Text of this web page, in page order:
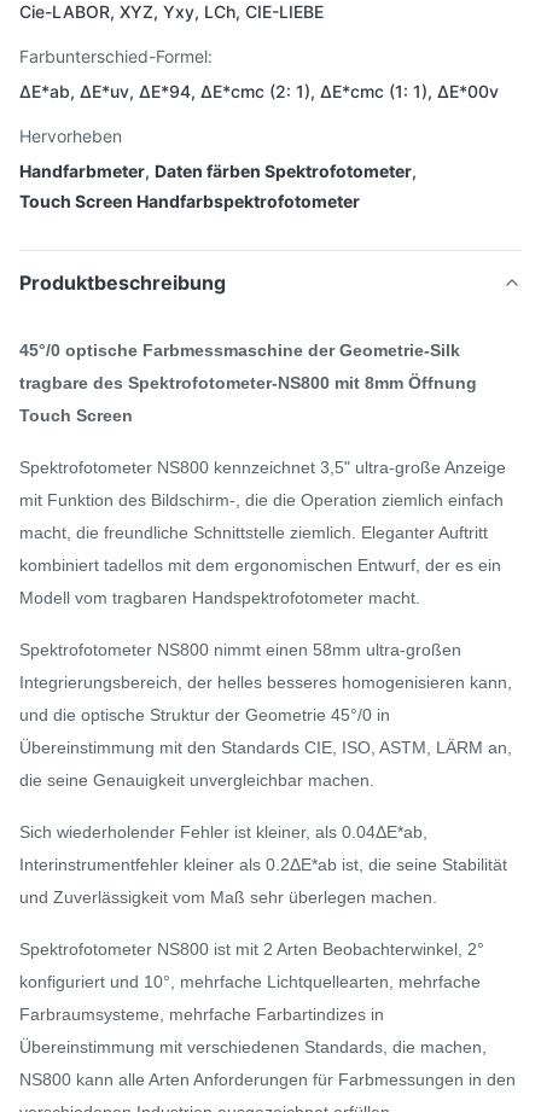
Cie-LABOR, XYZ, Yxy, LCh, CIE-LIEBE
Farbunterschied-Formel:
ΔE*ab, ΔE*uv, ΔE*94, ΔE*cmc (2: 1), ΔE*cmc (1: 1), ΔE*00v
Hervorheben
Handfarbmeter, Daten färben Spektrofotometer,
Touch Screen Handfarbspektrofotometer
Produktbeschreibung
45°/0 optische Farbmessmaschine der Geometrie-Silk
tragbare des Spektrofotometer-NS800 mit 8mm Öffnung
Touch Screen
Spektrofotometer NS800 kennzeichnet 3,5" ultra-große Anzeige
mit Funktion des Bildschirm-, die die Operation ziemlich einfach
macht, die freundliche Schnittstelle ziemlich. Eleganter Auftritt
kombiniert tadellos mit dem ergonomischen Entwurf, der es ein
Modell vom tragbaren Handspektrofotometer macht.
Spektrofotometer NS800 nimmt einen 58mm ultra-großen
Integrierungsbereich, der helles besseres homogenisieren kann,
und die optische Struktur der Geometrie 45°/0 in
Übereinstimmung mit den Standards CIE, ISO, ASTM, LÄRM an,
die seine Genauigkeit unvergleichbar machen.
Sich wiederholender Fehler ist kleiner, als 0.04ΔE*ab,
Interinstrumentfehler kleiner als 0.2ΔE*ab ist, die seine Stabilität
und Zuverlässigkeit vom Maß sehr überlegen machen.
Spektrofotometer NS800 ist mit 2 Arten Beobachterwinkel, 2°
konfiguriert und 10°, mehrfache Lichtquellearten, mehrfache
Farbraumsysteme, mehrfache Farbartindizes in
Übereinstimmung mit verschiedenen Standards, die machen,
NS800 kann alle Arten Anforderungen für Farbmessungen in den